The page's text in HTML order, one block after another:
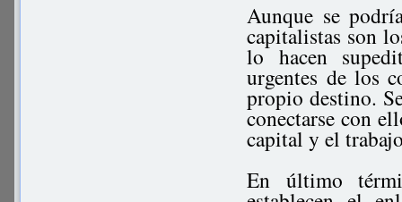
Aunque se
capitalistas son
lo hacen
urgentes de los
propio destino.
conectarse con
capital y el
En último